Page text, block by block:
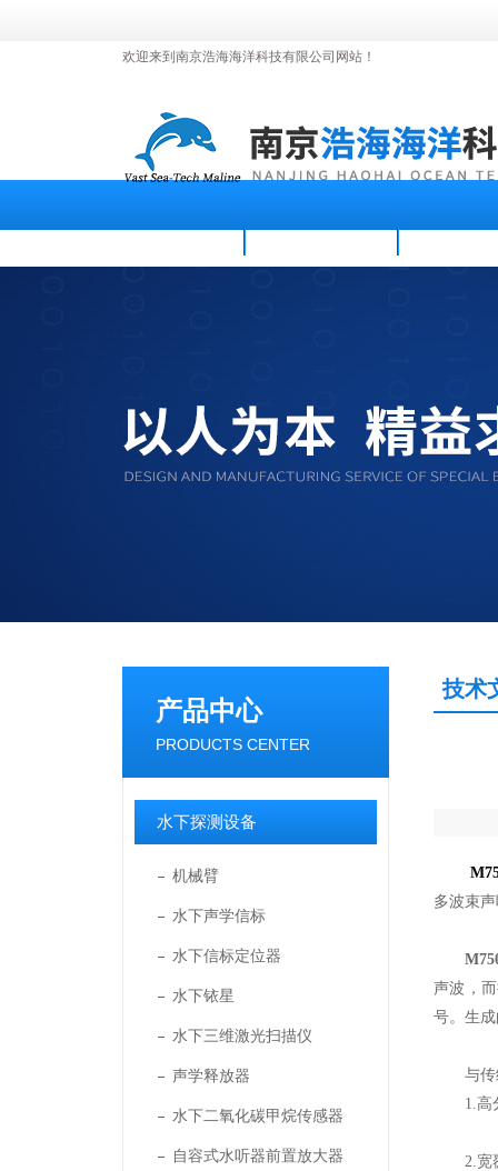
欢迎来到南京浩海海洋科技有限公司网站！
产品中心
PRODUCTS CENTER
水下探测设备
机械臂
水下声学信标
水下信标定位器
水下铱星
水下三维激光扫描仪
声学释放器
水下二氧化碳甲烷传感器
自容式水听器前置放大器
技术
多波束
声波，
号。生
与传统
1.高分
2.宽覆